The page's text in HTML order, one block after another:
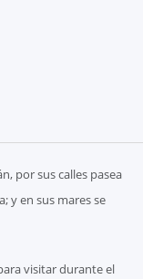
por sus calles pasea
y en sus mares se
visitar durante el